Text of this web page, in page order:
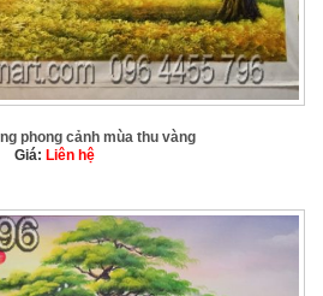
phong cảnh mùa thu vàng
Giá: Liên hệ